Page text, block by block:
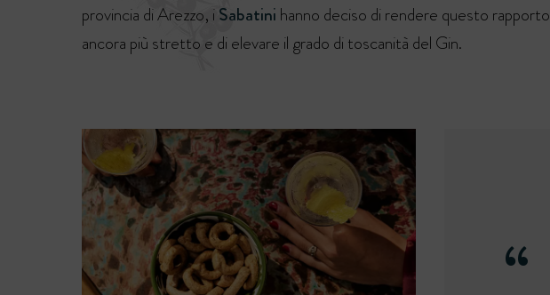
provincia di Arezzo, iSabatini hanno deciso di rendere questo rapporto
ancora più stretto e di elevare il grado di toscanità del Gin.